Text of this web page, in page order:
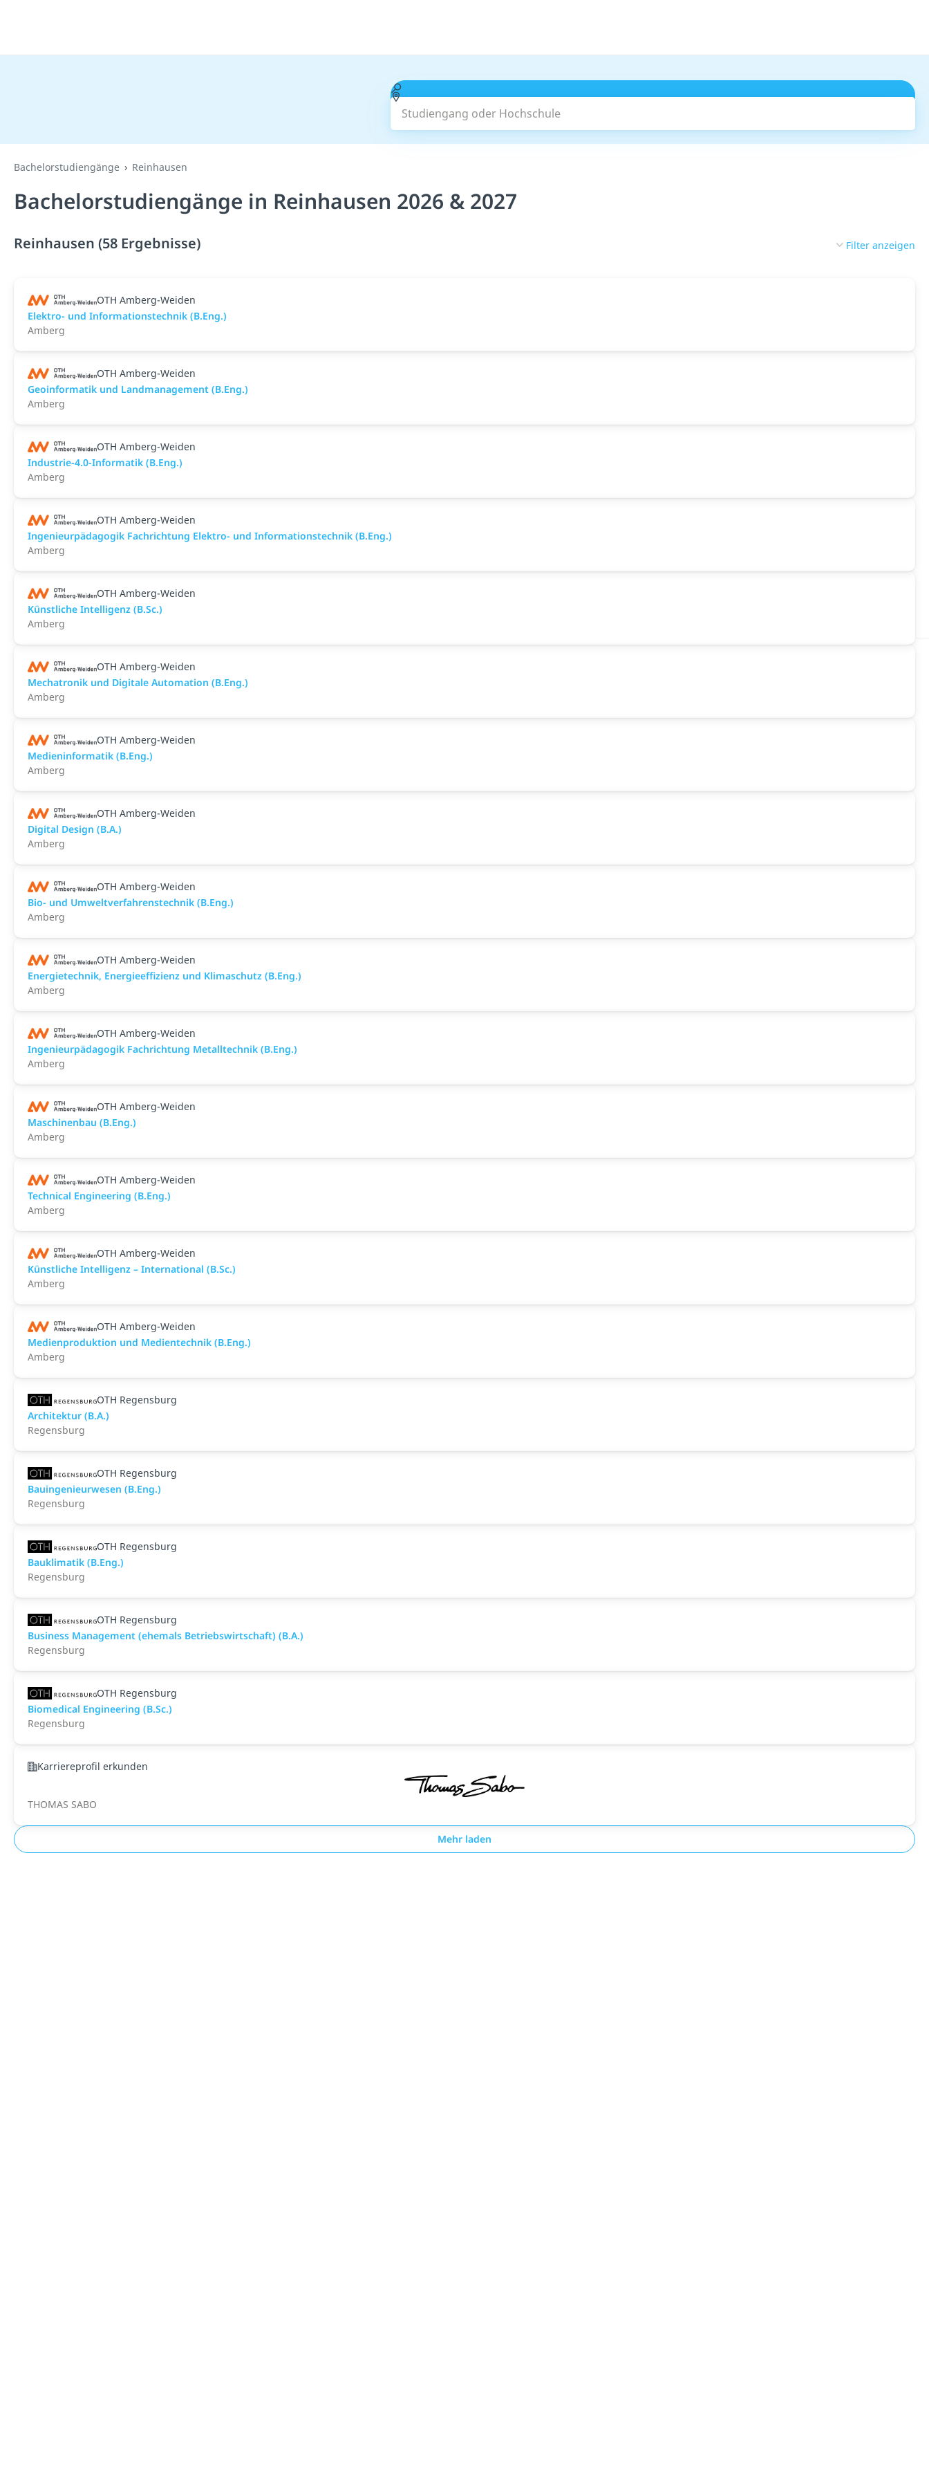
Studiengang oder Hochschule
Bachelorstudiengänge Reinhausen
Bachelorstudiengänge in Reinhausen 2026 & 2027
Reinhausen (58 Ergebnisse) Filter anzeigen
OTH Amberg-Weiden
Elektro- und Informationstechnik (B.Eng.)
Amberg
OTH Amberg-Weiden
Geoinformatik und Landmanagement (B.Eng.)
Amberg
OTH Amberg-Weiden
Industrie-4.0-Informatik (B.Eng.)
Amberg
OTH Amberg-Weiden
Ingenieurpädagogik Fachrichtung Elektro- und Informationstechnik (B.Eng.)
Amberg
OTH Amberg-Weiden
Künstliche Intelligenz (B.Sc.)
Amberg
OTH Amberg-Weiden
Mechatronik und Digitale Automation (B.Eng.)
Amberg
OTH Amberg-Weiden
Medieninformatik (B.Eng.)
Amberg
OTH Amberg-Weiden
Digital Design (B.A.)
Amberg
OTH Amberg-Weiden
Bio- und Umweltverfahrenstechnik (B.Eng.)
Amberg
OTH Amberg-Weiden
Energietechnik, Energieeffizienz und Klimaschutz (B.Eng.)
Amberg
OTH Amberg-Weiden
Ingenieurpädagogik Fachrichtung Metalltechnik (B.Eng.)
Amberg
OTH Amberg-Weiden
Maschinenbau (B.Eng.)
Amberg
OTH Amberg-Weiden
Technical Engineering (B.Eng.)
Amberg
OTH Amberg-Weiden
Künstliche Intelligenz – International (B.Sc.)
Amberg
OTH Amberg-Weiden
Medienproduktion und Medientechnik (B.Eng.)
Amberg
OTH Regensburg
Architektur (B.A.)
Regensburg
OTH Regensburg
Bauingenieurwesen (B.Eng.)
Regensburg
OTH Regensburg
Bauklimatik (B.Eng.)
Regensburg
OTH Regensburg
Business Management (ehemals Betriebswirtschaft) (B.A.)
Regensburg
OTH Regensburg
Biomedical Engineering (B.Sc.)
Regensburg
Karriereprofil erkunden
THOMAS SABO
Mehr laden